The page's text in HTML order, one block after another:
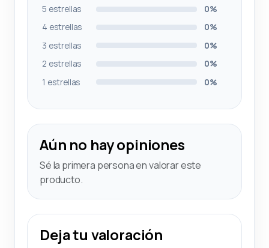
5 estrellas
0%
4 estrellas
0%
3 estrellas
0%
2 estrellas
0%
1 estrellas
0%
Aún no hay opiniones
Sé la primera persona en valorar este
producto.
Deja tu valoración